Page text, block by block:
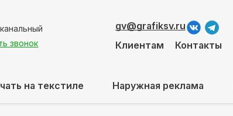
звонок
gv@grafiksv.ru
Клиентам
Контакты
на текстиле Наружная реклама